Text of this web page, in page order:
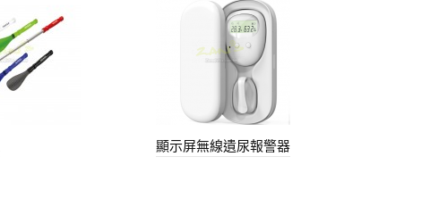
顯示屏無線遺尿報警器